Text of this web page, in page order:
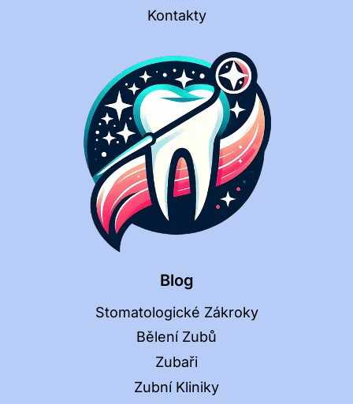
Kontakty
Blog
Stomatologické Zákroky
Bělení Zubů
Zubaři
Zubní Kliniky